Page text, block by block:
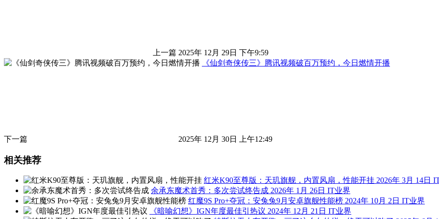
上一篇 2025年 12月 29日 下午9:59
《仙剑奇侠传三》腾讯视频破百万预约，今日燃情开播
下一篇 2025年 12月 30日 上午12:49
相关推荐
红米K90至尊版：天玑旗舰，内置风扇，性能开挂 2026年 3月 14日
余承东魔术首秀：多次尝试终告成 2026年 1月 26日 IT业界
红魔9S Pro+夺冠：安兔兔9月安卓旗舰性能榜 2024年 10月 2日 IT业界
《暗喻幻想》IGN年度最佳引热议 2024年 12月 21日 IT业界